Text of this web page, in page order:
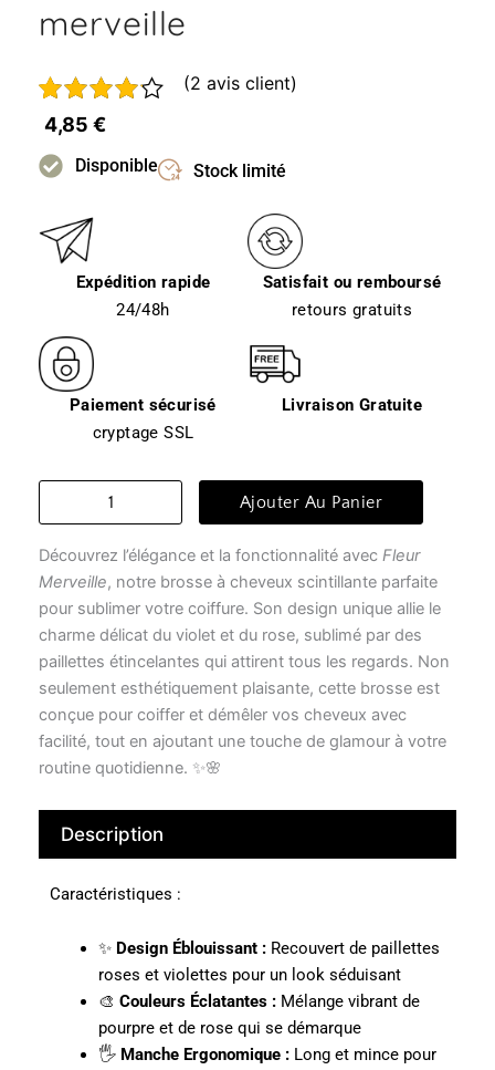
merveille
Noté
4.00
5 basé
1
client
(2 avis client)
4,85 €
Disponible Stock limité
Expédition rapide
24/48h
Satisfait ou remboursé
retours gratuits
Paiement sécurisé
cryptage SSL
Livraison Gratuite
quantité
à
cheveux
fleur
merveille
Ajouter Au Panier
Découvrez l’élégance et la fonctionnalité avec Fleur
Merveille, notre brosse à cheveux scintillante parfaite
pour sublimer votre coiffure. Son design unique allie le
charme délicat du violet et du rose, sublimé par des
paillettes étincelantes qui attirent tous les regards. Non
seulement esthétiquement plaisante, cette brosse est
conçue pour coiffer et démêler vos cheveux avec
facilité, tout en ajoutant une touche de glamour à votre
routine quotidienne. ✨🌸
Description
Caractéristiques :
✨ Design Éblouissant :Recouvert de paillettes
roses et violettes pour un look séduisant
🎨 Couleurs Éclatantes :Mélange vibrant de
pourpre et de rose qui se démarque
🖐️ Manche Ergonomique :Long et mince pour